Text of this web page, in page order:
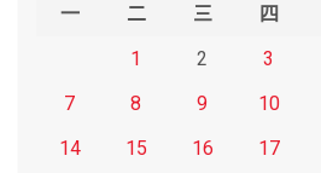
一 二 三 四
1
2 3
7
8 9 10
14
15 16 17